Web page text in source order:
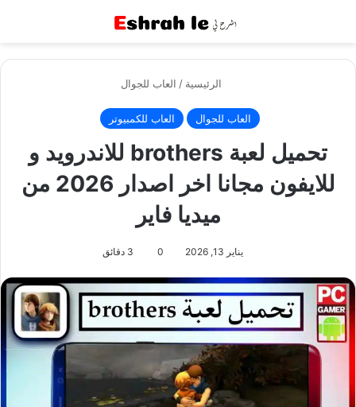
الرئيسية / العاب للجوال
العاب للجوال العاب للكمبيوتر
تحميل لعبة brothers للاندرويد و
للايفون مجانا اخر اصدار 2026 من
ميديا فاير
يناير 13, 2026 0